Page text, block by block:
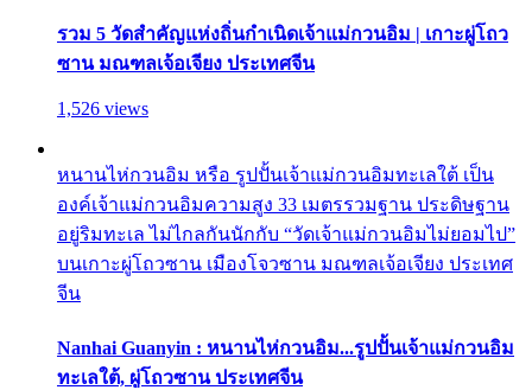
รวม 5 วัดสำคัญแห่งถิ่นกำเนิดเจ้าแม่กวนอิม | เกาะผู่โถว
ซาน มณฑลเจ้อเจียง ประเทศจีน
1,526 views
หนานไห่กวนอิม หรือ รูปปั้นเจ้าแม่กวนอิมทะเลใต้ เป็น
องค์เจ้าแม่กวนอิมความสูง 33 เมตรรวมฐาน ประดิษฐาน
อยู่ริมทะเล ไม่ไกลกันนักกับ “วัดเจ้าแม่กวนอิมไม่ยอมไป”
บนเกาะผู่โถวซาน เมืองโจวซาน มณฑลเจ้อเจียง ประเทศ
จีน
Nanhai Guanyin : หนานไห่กวนอิม...รูปปั้นเจ้าแม่กวนอิม
ทะเลใต้, ผู่โถวซาน ประเทศจีน